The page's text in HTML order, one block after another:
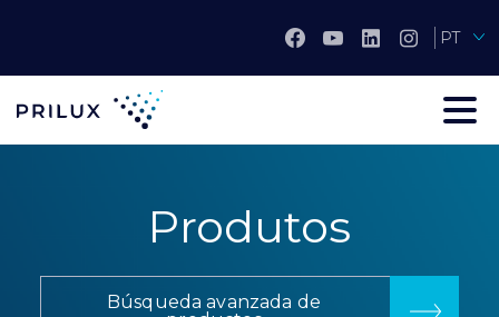
PT
Produtos
Búsqueda avanzada de